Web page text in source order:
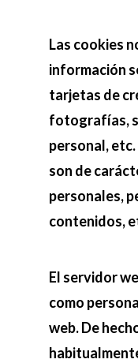
Las cookies
información
tarjetas de
fotografías,
personal,
son de
personales,
contenidos,
El servidor
como
web. De